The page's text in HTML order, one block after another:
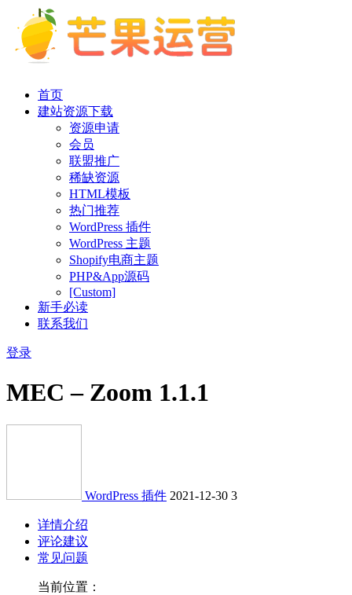
首页
建站资源下载
资源申请
会员
联盟推广
稀缺资源
HTML模板
热门推荐
WordPress 插件
WordPress 主题
Shopify电商主题
PHP&App源码
[Custom]
新手必读
联系我们
登录
MEC – Zoom 1.1.1
WordPress 插件 2021-12-30 3
详情介绍
评论建议
常见问题
当前位置：